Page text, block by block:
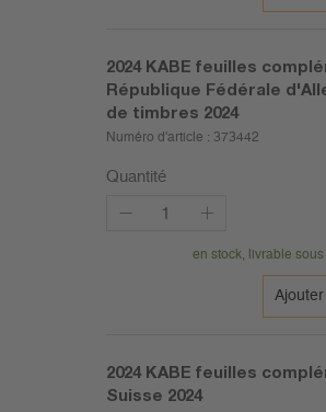
2024 KABE feuilles
République Fédérale
de timbres 2024
Numéro d'article : 373442
Quantité
en stock, livrable
2024 KABE feuilles
Suisse 2024